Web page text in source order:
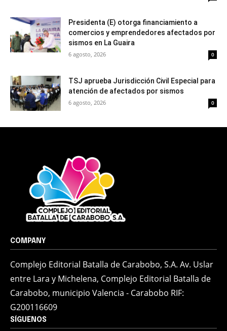
Presidenta (E) otorga financiamiento a
comercios y emprendedores afectados por
sismos en La Guaira
6 agosto, 2026 0
TSJ aprueba Jurisdicción Civil Especial para
atención de afectados por sismos
6 agosto, 2026 0
COMPANY
Complejo Editorial Batalla de Carabobo, S.A. Av. Uslar
entre Lara y Michelena, Complejo Editorial Batalla de
Carabobo, municipio Valencia - Carabobo RIF:
G200116609
SÍGUENOS